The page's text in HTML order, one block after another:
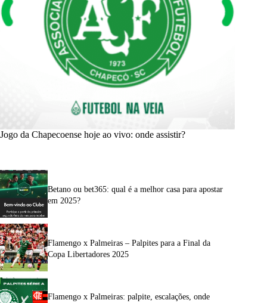
Jogo da Chapecoense hoje ao vivo: onde assistir?
Betano ou bet365: qual é a melhor casa para apostar
em 2025?
Flamengo x Palmeiras – Palpites para a Final da
Copa Libertadores 2025
Flamengo x Palmeiras: palpite, escalações, onde